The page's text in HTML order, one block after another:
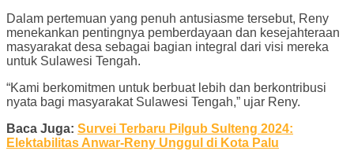
Dalam pertemuan yang penuh antusiasme tersebut, Reny
menekankan pentingnya pemberdayaan dan kesejahteraan
masyarakat desa sebagai bagian integral dari visi mereka
untuk Sulawesi Tengah.
“Kami berkomitmen untuk berbuat lebih dan berkontribusi
nyata bagi masyarakat Sulawesi Tengah,” ujar Reny.
Baca Juga: Survei Terbaru Pilgub Sulteng 2024:
Elektabilitas Anwar-Reny Unggul di Kota Palu